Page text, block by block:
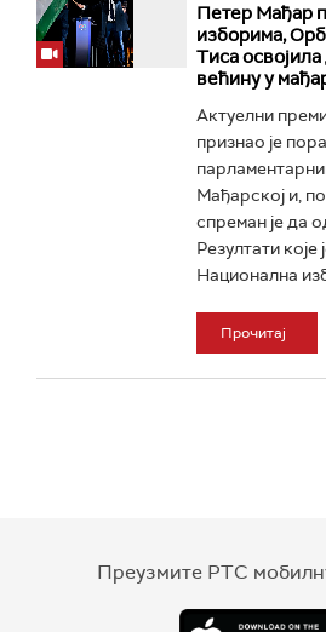
Петер Мађар
изборима,
Тисa
већину у
Актуелни
признао је
Мађарској и,
спреман је да
Резултати које
Национална
Прочитај
Преузмите РТС